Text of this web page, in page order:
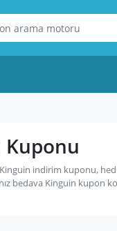
indirim kuponu,
bedava Kinguin kupon